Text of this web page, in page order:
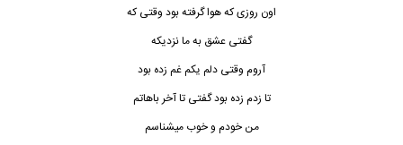
اون روزی که هوا گرفته بود وقتی که
گفتی عشق به ما نزدیکه
آروم وقتی دلم یکم غم زده بود
تا زدم زده بود گفتی تا آخر باهاتم
من خودم و خوب میشناسم